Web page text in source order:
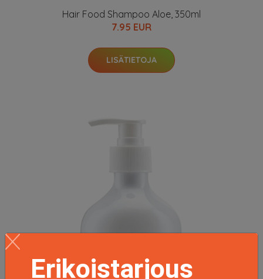
Hair Food Shampoo Aloe, 350ml
7.95 EUR
LISÄTIETOJA
Erikoistarjous